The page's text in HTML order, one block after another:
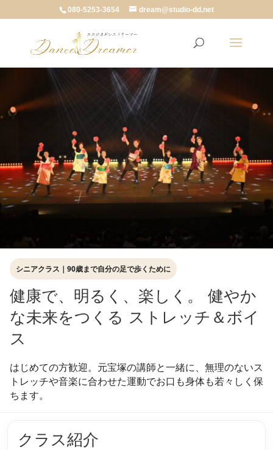
080-5253-3654 dream@studio-dd.net
シニアクラス｜90歳まで自分の足で歩くために
健康で、明るく、楽しく。 健やか
な未来をつくる ストレッチ＆ボイ
ス
はじめての方歓迎。元宝塚の講師と一緒に、無理のないス
トレッチや音楽に合わせた運動でお口も身体も若々しく保
ちます。
クラス紹介